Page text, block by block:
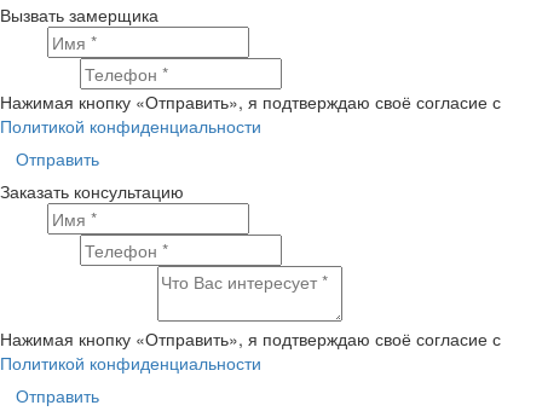
Вызвать замерщика
Нажимая кнопку «Отправить», я подтверждаю своё согласие с
Политикой конфиденциальности
Отправить
Заказать консультацию
Нажимая кнопку «Отправить», я подтверждаю своё согласие с
Политикой конфиденциальности
Отправить